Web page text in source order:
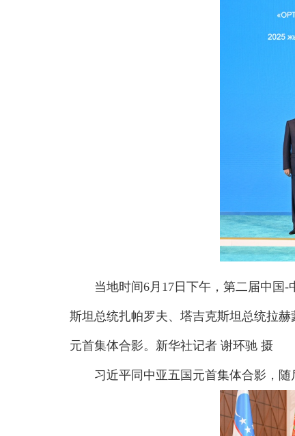
当地时间6月17日下午，第二届中国-
斯坦总统扎帕罗夫、塔吉克斯坦总统拉
元首集体合影。新华社记者 谢环驰 摄
习近平同中亚五国元首集体合影，随后